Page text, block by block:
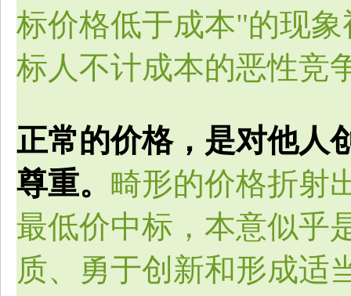
标价格低于成本"的现
标人不计成本的恶性竞
正常的价格，是对他人
尊重。 畸形的价格折射
最低价中标，本意似乎
质、勇于创新和形成适